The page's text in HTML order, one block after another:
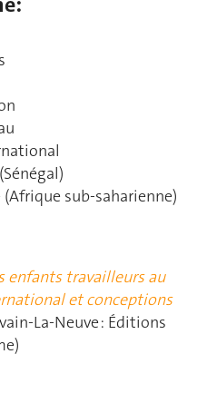
sub-saharienne)
enfants travailleurs au
et conceptions
La-Neuve : Éditions